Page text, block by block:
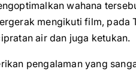
wahana
mengikuti film, pada
air dan juga ketukan.
pengalaman yang